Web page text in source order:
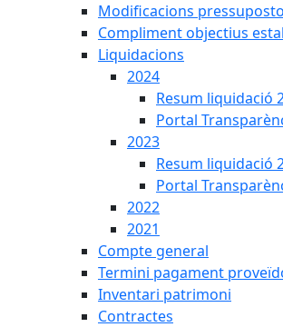
Modificacions
Compliment objectius
Liquidacions
2024
Resum liquidació
Portal
2023
Resum liquidació
Portal
2022
2021
Compte general
Termini pagament
Inventari patrimoni
Contractes